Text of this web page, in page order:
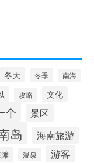
冬天 冬季 南海
攻略 文化
个 景区
岛 海南旅游
温泉 游客